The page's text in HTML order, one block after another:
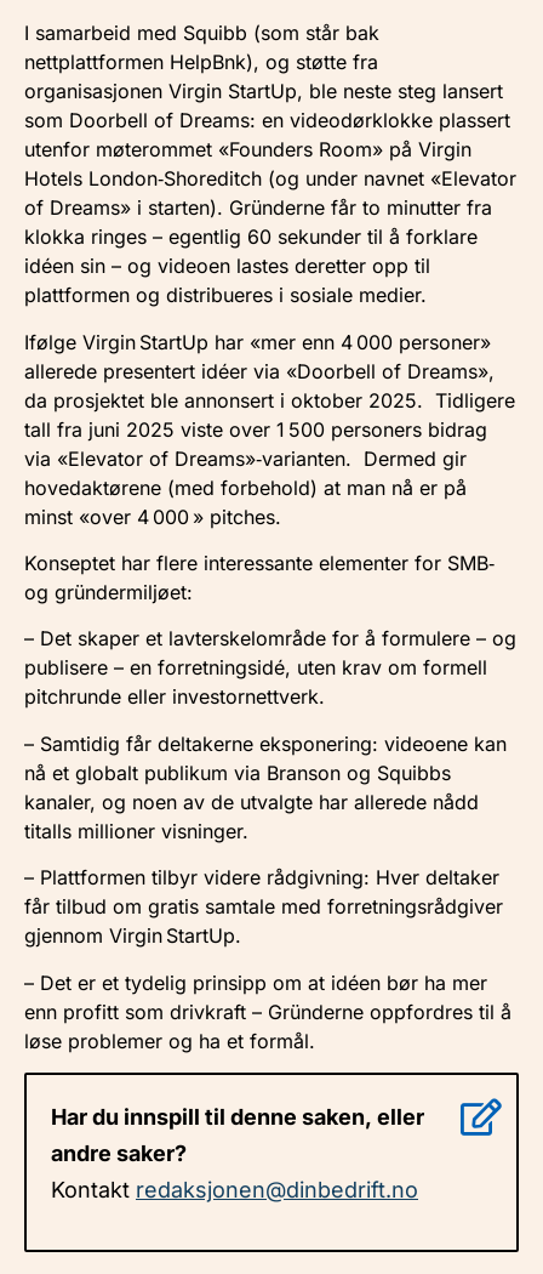
I samarbeid med Squibb (som står bak
nettplattformen HelpBnk), og støtte fra
organisasjonen Virgin StartUp, ble neste steg lansert
som Doorbell of Dreams: en video­dørklokke plassert
utenfor møterommet «Founders Room» på Virgin
Hotels London‑Shoreditch (og under navnet «Elevator
of Dreams» i starten). Gründerne får to minutter fra
klokka ringes – egentlig 60 sekunder til å forklare
idéen sin – og videoen lastes deretter opp til
plattformen og distribueres i sosiale medier.
Ifølge Virgin StartUp har «mer enn 4 000 personer»
allerede presentert idéer via «Doorbell of Dreams»,
da prosjektet ble annonsert i oktober 2025. Tidligere
tall fra juni 2025 viste over 1 500 personers bidrag
via «Elevator of Dreams»‑varianten. Dermed gir
hovedaktørene (med forbehold) at man nå er på
minst «over 4 000 » pitches.
Konseptet har flere interessante elementer for SMB‑
og gründer­miljøet:
– Det skaper et lavterskel­område for å formulere – og
publisere – en forretningsidé, uten krav om formell
pitch­runde eller investor­nettverk.
– Samtidig får deltakerne eksponering: videoene kan
nå et globalt publikum via Branson og Squibbs
kanaler, og noen av de utvalgte har allerede nådd
titalls millioner visninger.
– Plattformen tilbyr videre rådgivning: Hver deltaker
får tilbud om gratis samtale med forretnings­rådgiver
gjennom Virgin StartUp.
– Det er et tydelig prinsipp om at idéen bør ha mer
enn profitt som drivkraft – Gründerne oppfordres til å
løse problemer og ha et formål.
Har du innspill til denne saken, eller
andre saker?
Kontakt redaksjonen@dinbedrift.no